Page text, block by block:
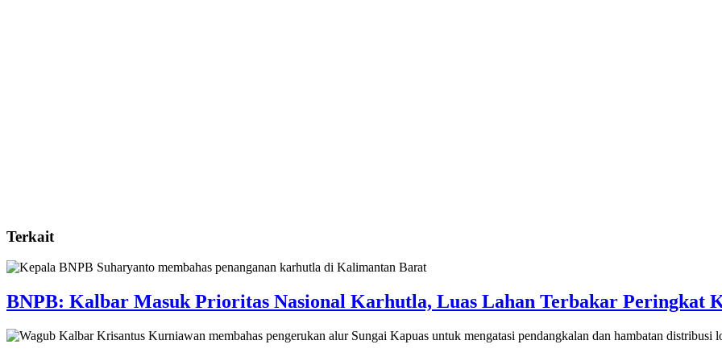
Terkait
BNPB: Kalbar Masuk Prioritas Nasional Karhutla, Luas Lahan Terbakar Peringkat